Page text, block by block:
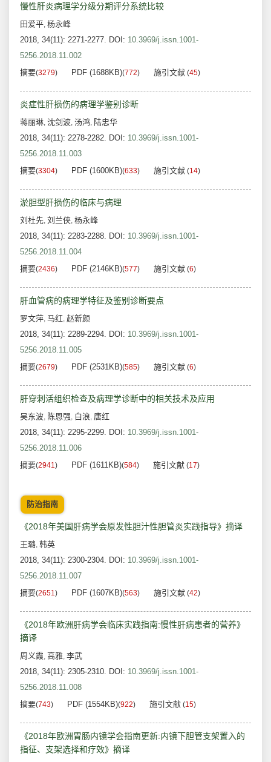
慢性肝炎病理学分级分期评分系统比较
田爱平, 杨永峰
2018, 34(11): 2271-2277. DOI: 10.3969/j.issn.1001-
5256.2018.11.002
摘要(3279) PDF (1688KB)(772) 施引文献 (45)
炎症性肝损伤的病理学鉴别诊断
蒋丽琳, 沈剑波, 汤鸿, 陆忠华
2018, 34(11): 2278-2282. DOI: 10.3969/j.issn.1001-
5256.2018.11.003
摘要(3304) PDF (1600KB)(633) 施引文献 (14)
淤胆型肝损伤的临床与病理
刘杜先, 刘兰侠, 杨永峰
2018, 34(11): 2283-2288. DOI: 10.3969/j.issn.1001-
5256.2018.11.004
摘要(2436) PDF (2146KB)(577) 施引文献 (6)
肝血管病的病理学特征及鉴别诊断要点
罗文萍, 马红, 赵新颜
2018, 34(11): 2289-2294. DOI: 10.3969/j.issn.1001-
5256.2018.11.005
摘要(2679) PDF (2531KB)(585) 施引文献 (6)
肝穿刺活组织检查及病理学诊断中的相关技术及应用
吴东波, 陈恩强, 白浪, 唐红
2018, 34(11): 2295-2299. DOI: 10.3969/j.issn.1001-
5256.2018.11.006
摘要(2941) PDF (1611KB)(584) 施引文献 (17)
防治指南
《2018年美国肝病学会原发性胆汁性胆管炎实践指导》摘译
王璐, 韩英
2018, 34(11): 2300-2304. DOI: 10.3969/j.issn.1001-
5256.2018.11.007
摘要(2651) PDF (1607KB)(563) 施引文献 (42)
《2018年欧洲肝病学会临床实践指南:慢性肝病患者的营养》
摘译
周义霞, 高雅, 李武
2018, 34(11): 2305-2310. DOI: 10.3969/j.issn.1001-
5256.2018.11.008
摘要(743) PDF (1554KB)(922) 施引文献 (15)
《2018年欧洲胃肠内镜学会指南更新:内镜下胆管支架置入的
指征、支架选择和疗效》摘译